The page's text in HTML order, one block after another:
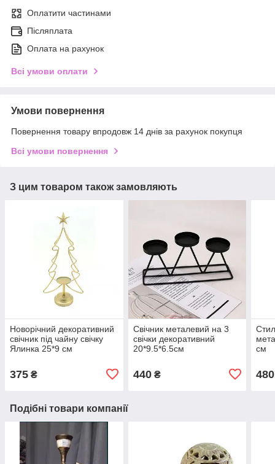
Оплатити частинами
Післяплата
Оплата на рахунок
Всі умови оплати
Умови повернення
Повернення товару впродовж 14 днів за рахунок покупця
Всі умови повернення
З цим товаром також замовляють
Новорічний декоративний
свічник під чайну свічку
Ялинка 25*9 см
375 ₴
Свічник металевий на 3
свічки декоративний
20*9.5*6.5см
440₴
см
480
Подібні товари компанії